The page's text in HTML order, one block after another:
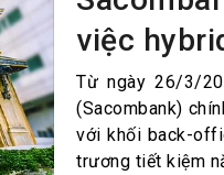
hàng
việc
Từ ngày 26/3/
(Sacombank)
với khối back-
trương tiết kiệm